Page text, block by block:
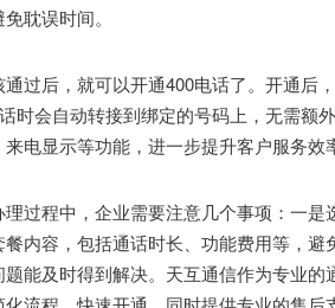
耽误时间。
后，就可以开通400电话了。开通后
时会自动转接到绑定的号码上，无需额
电显示等功能，进一步提升客户服务效
程中，企业需要注意几个事项：一是
餐内容，包括通话时长、功能费用等，
题能及时得到解决。天互通信作为专业